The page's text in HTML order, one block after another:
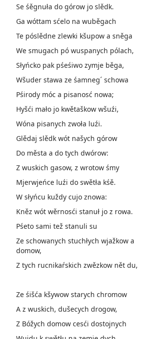
Se śěgnuła do górow jo slědk.
Ga wóttam sćelo na wuběgach
Te póslědne zlewki kšupow a sněga
We smugach pó wuspanych pólach,
Słyńcko pak pśeśiwo zymje běga,
Wšuder stawa ze śamneg´ schowa
Pśirody móc a pisanosć nowa;
Hyšći mało jo kwětaškow wšuźi,
Wóna pisanych zwoła luźi.
Glědaj slědk wót našych górow
Do města a do tych dwórow:
Z wuskich gasow, z wrotow śmy
Mjerwjeńce luźi do swětła kśě.
W słyńcu kuždy cujo znowa:
Kněz wót wěrnosći stanuł jo z rowa.
Pśeto sami tež stanuli su
Ze schowanych stuchłych wjažkow a
domow,
Z tych rucnikaŕskich zwězkow nět du,
Ze śišća kšywow starych chromow
A z wuskich, dušecych drogow,
Z Bóžych domow cesći dostojnych